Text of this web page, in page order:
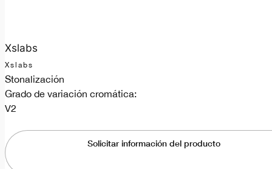
Xslabs
Xslabs
Stonalización
Grado de variación cromática:
V2
Solicitar información del producto